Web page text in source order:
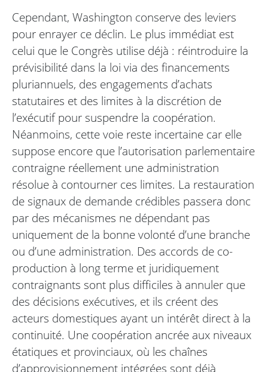
Cependant, Washington conserve des leviers
pour enrayer ce déclin. Le plus immédiat est
celui que le Congrès utilise déjà : réintroduire la
prévisibilité dans la loi via des financements
pluriannuels, des engagements d’achats
statutaires et des limites à la discrétion de
l’exécutif pour suspendre la coopération.
Néanmoins, cette voie reste incertaine car elle
suppose encore que l’autorisation parlementaire
contraigne réellement une administration
résolue à contourner ces limites. La restauration
de signaux de demande crédibles passera donc
par des mécanismes ne dépendant pas
uniquement de la bonne volonté d’une branche
ou d’une administration. Des accords de co-
production à long terme et juridiquement
contraignants sont plus difficiles à annuler que
des décisions exécutives, et ils créent des
acteurs domestiques ayant un intérêt direct à la
continuité. Une coopération ancrée aux niveaux
étatiques et provinciaux, où les chaînes
d’approvisionnement intégrées sont déjà